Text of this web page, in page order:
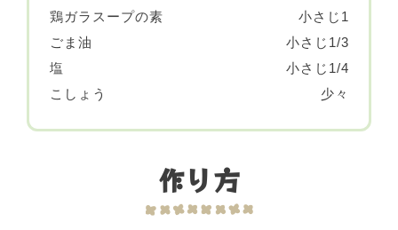
鶏ガラスープの素
小さじ1
ごま油
小さじ1/3
塩
小さじ1/4
こしょう
少々
作り方